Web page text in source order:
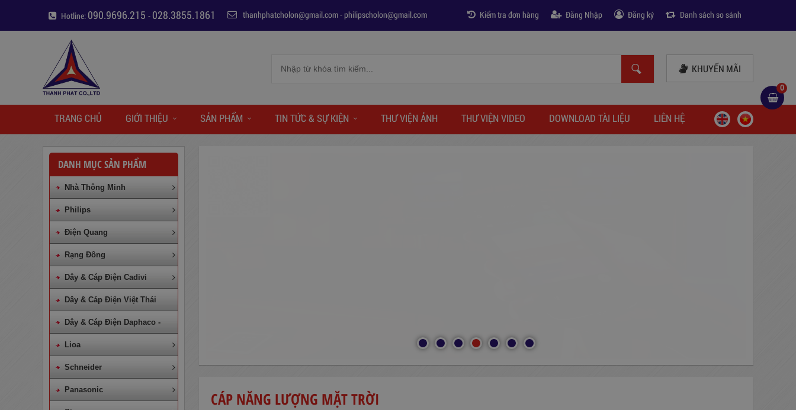
Hotline: 090.9696.215 - 028.3855.1861 thanhphatcholon@gmail.com-philipscholon@gmail.com Danh sách so sánh
Đăng ký
Đăng Nhập
Kiểm tra đơn hàng
KHUYẾN MÃI
0
TRANG CHỦ GIỚI THIỆU SẢN PHẨM TIN TỨC & SỰ KIỆN THƯ VIỆN ẢNH THƯ VIỆN VIDEO DOWNLOAD TÀI LIỆU LIÊN HỆ
CÁP NĂNG LƯỢNG MẶT TRỜI
DANH MỤC SẢN PHẨM
Nhà Thông Minh
Philips
Điện Quang
Rạng Đông
Dây & Cáp Điện Cadivi
Dây & Cáp Điện Việt Thái
Dây & Cáp Điện Daphaco -
Lion
Lioa
Schneider
Panasonic